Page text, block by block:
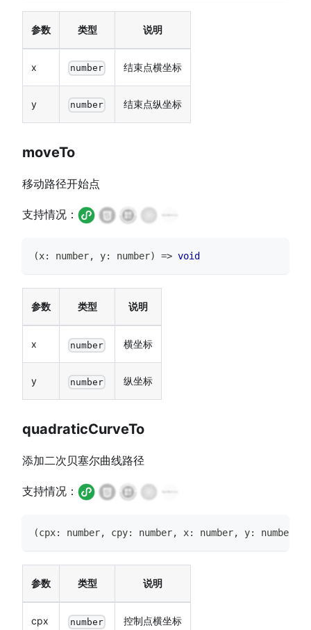
参数 类型 说明
x number 结束点横坐标
y number 结束点纵坐标
moveTo
移动路径开始点
支持情况：
(x: number, y: number) => void
参数 类型 说明
x number 横坐标
y number 纵坐标
quadraticCurveTo
添加二次贝塞尔曲线路径
支持情况：
(cpx: number, cpy: number, x: number, y: number
参数 类型 说明
cpx number 控制点横坐标